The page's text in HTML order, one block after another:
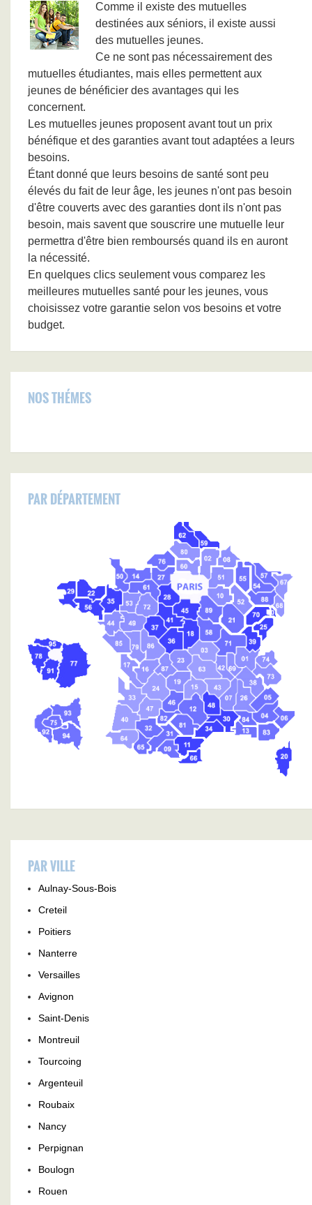
Comme il existe des mutuelles
destinées aux séniors, il existe aussi
des mutuelles jeunes.
Ce ne sont pas nécessairement des
mutuelles étudiantes, mais elles permettent aux
jeunes de bénéficier des avantages qui les
concernent.
Les mutuelles jeunes proposent avant tout un prix
bénéfique et des garanties avant tout adaptées a leurs
besoins.
Étant donné que leurs besoins de santé sont peu
élevés du fait de leur âge, les jeunes n'ont pas besoin
d'être couverts avec des garanties dont ils n'ont pas
besoin, mais savent que souscrire une mutuelle leur
permettra d'être bien remboursés quand ils en auront
la nécessité.
En quelques clics seulement vous comparez les
meilleures mutuelles santé pour les jeunes, vous
choisissez votre garantie selon vos besoins et votre
budget.
NOS THÉMES
PAR DÉPARTEMENT
PAR VILLE
Aulnay-Sous-Bois
Creteil
Poitiers
Nanterre
Versailles
Avignon
Saint-Denis
Montreuil
Tourcoing
Argenteuil
Roubaix
Nancy
Perpignan
Boulogn
Rouen